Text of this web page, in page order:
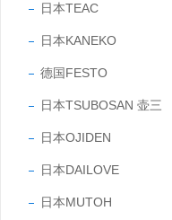
日本TEAC
日本KANEKO
德国FESTO
日本TSUBOSAN 壶三
日本OJIDEN
日本DAILOVE
日本MUTOH